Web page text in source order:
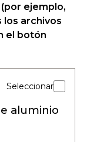
ejemplo,
los archivos
el botón
Seleccionar
aluminio